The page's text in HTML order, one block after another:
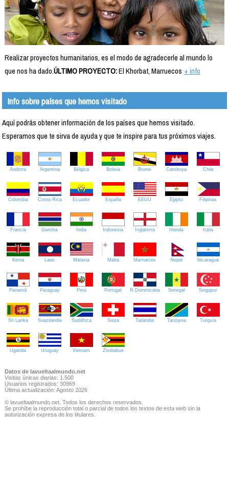
Realizar proyectos humanitarios, es el modo de agradecerle al mundo lo
que nos ha dado.ÚLTIMO PROYECTO:El Khorbat, Marruecos + info
Info sobre países que hemos visitado
Aquí podrás obtener información de los países que hemos visitado.
Esperamos que te sirva de ayuda y que te inspire para tus próximos viajes.
Andorra Argentina Bélgica Bolivia Brunei Camboya Chile
Colombia Costa Rica Ecuador España EEUU Egipto Filipinas
Francia Gambia India Indonesia Inglaterra Irlanda Italia
Kenia Laos Malasia Malta Marruecos Nepal Nicaragua
Panamá Paraguay Perú Portugal R.Dominicana Senegal Singapur
Sri Lanka Suazilandia Sudáfrica Suiza Tailandia Tanzania Turquía
Uganda Uruguay Vietnam Zimbabue
Datos de lavueltaalmundo.net
Visitas únicas diarias: 1.500
Usuarios registrados: 30969
Última actualización: Agosto 2026
© lavueltaalmundo.net. Todos los derechos reservados.
Se prohíbe la reproducción total o parcial de todos los textos de esta web sin la
autorización expresa de los titulares.